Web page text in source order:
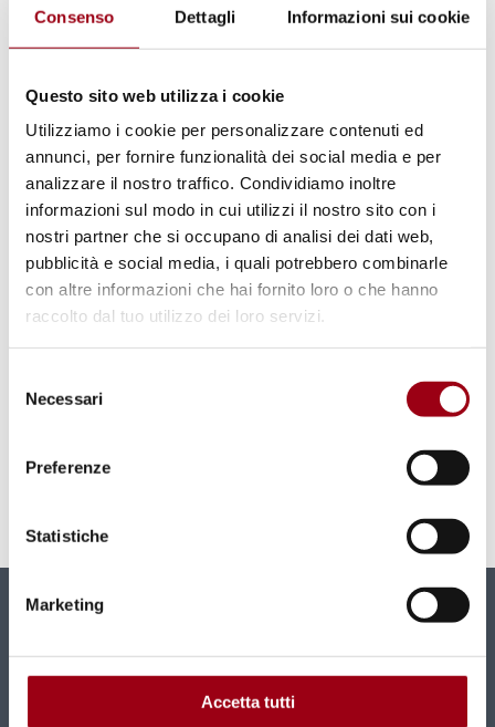
Consenso Dettagli Informazioni sui cookie
Questo sito web utilizza i cookie
Utilizziamo i cookie per personalizzare contenuti ed
annunci, per fornire funzionalità dei social media e per
analizzare il nostro traffico. Condividiamo inoltre
informazioni sul modo in cui utilizzi il nostro sito con i
nostri partner che si occupano di analisi dei dati web,
pubblicità e social media, i quali potrebbero combinarle
con altre informazioni che hai fornito loro o che hanno
raccolto dal tuo utilizzo dei loro servizi.
delNecessari
Preferenze
Statistiche
Marketing
Accetta tutti
Livenza acque leggendarie: la
Diana Crestan
25.05.2026
Nuovi contenuti e news mensili direttamente nella
tua casella di posta.